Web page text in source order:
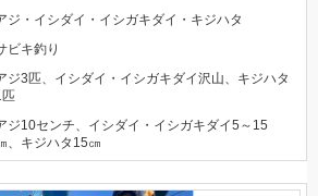
ジ・イシダイ・イシガキダイ・キジハタ
ビキ釣り
ジ3匹、イシダイ・イシガキダイ沢山、キジハタ
匹
ジ10センチ、イシダイ・イシガキダイ5～15
、キジハタ15㎝